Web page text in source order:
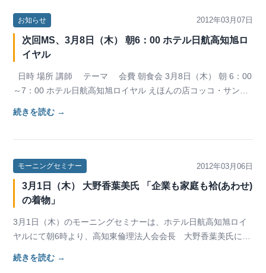
お知らせ 2012年03月07日
次回MS、3月8日（木） 朝6：00 ホテル日航高知旭ロ
イヤル
日時 場所 講師 テーマ 会費 朝食会 3月8日（木） 朝 6：00
～7：00 ホテル日航高知旭ロイヤル えほんの店コッコ・サン
続きを読む →
モーニングセミナー 2012年03月06日
3月1日（木） 大野香葉美氏 「企業も家庭も袷(あわせ)
の着物」
3月1日（木）のモーニングセミナーは、ホテル日航高知旭ロイ
ヤルにて朝6時より、高知東倫理法人会会長 大野香葉美氏にご
続きを読む →